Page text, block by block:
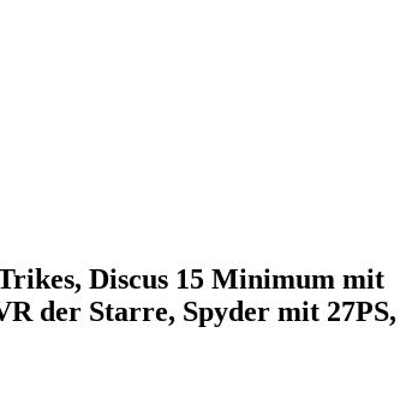
Discus 15 Minimum mit
der Starre, Spyder mit 27PS,